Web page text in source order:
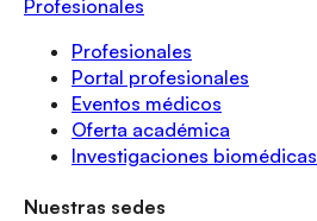
Profesionales
Profesionales
Portal profesionales
Eventos médicos
Oferta académica
Investigaciones biomédicas
Nuestras sedes